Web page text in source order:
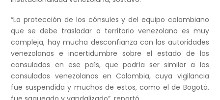
“La protección de los cónsules y del equipo colombiano
que se debe trasladar a territorio venezolano es muy
compleja, hay mucha desconfianza con las autoridades
venezolanas e incertidumbre sobre el estado de los
consulados en ese país, que podría ser similar a los
consulados venezolanos en Colombia, cuya vigilancia
fue suspendida y muchos de estos, como el de Bogotá,